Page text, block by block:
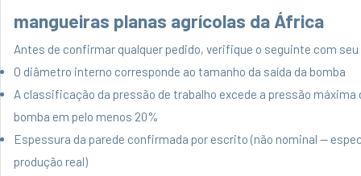
mangueiras planas agrícolas da África
Antes de confirmar qualquer pedido, verifique o seguinte com
O diâmetro interno corresponde ao tamanho da saída da bomba
A classificação da pressão de trabalho excede a pressão máxima
bomba em pelo menos 20%
Espessura da parede confirmada por escrito (não nominal —
produção real)